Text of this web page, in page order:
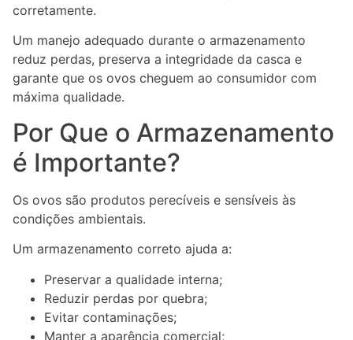
corretamente.
Um manejo adequado durante o armazenamento
reduz perdas, preserva a integridade da casca e
garante que os ovos cheguem ao consumidor com
máxima qualidade.
Por Que o Armazenamento
é Importante?
Os ovos são produtos perecíveis e sensíveis às
condições ambientais.
Um armazenamento correto ajuda a:
Preservar a qualidade interna;
Reduzir perdas por quebra;
Evitar contaminações;
Manter a aparência comercial;